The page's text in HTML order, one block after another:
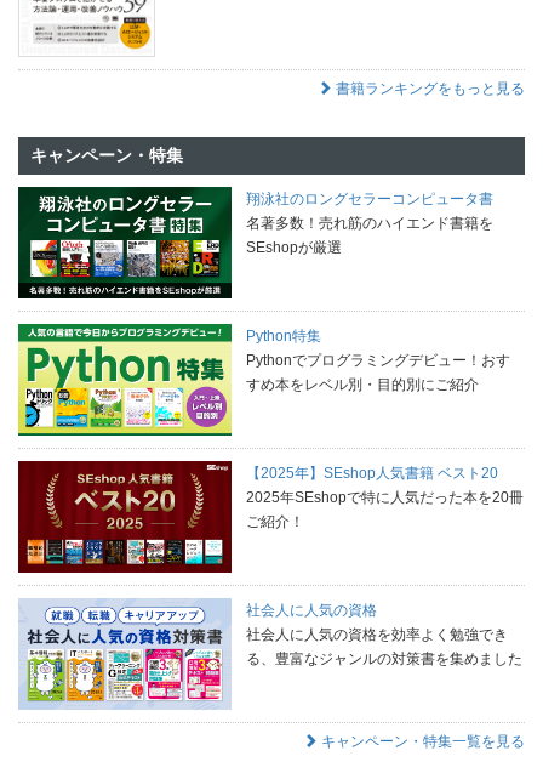
書籍ランキングをもっと見る
キャンペーン・特集
翔泳社のロングセラーコンピュータ書
名著多数！売れ筋のハイエンド書籍を
SEshopが厳選
Python特集
Pythonでプログラミングデビュー！おす
すめ本をレベル別・目的別にご紹介
【2025年】SEshop人気書籍 ベスト20
2025年SEshopで特に人気だった本を20冊
ご紹介！
社会人に人気の資格
社会人に人気の資格を効率よく勉強でき
る、豊富なジャンルの対策書を集めました
キャンペーン・特集一覧を見る